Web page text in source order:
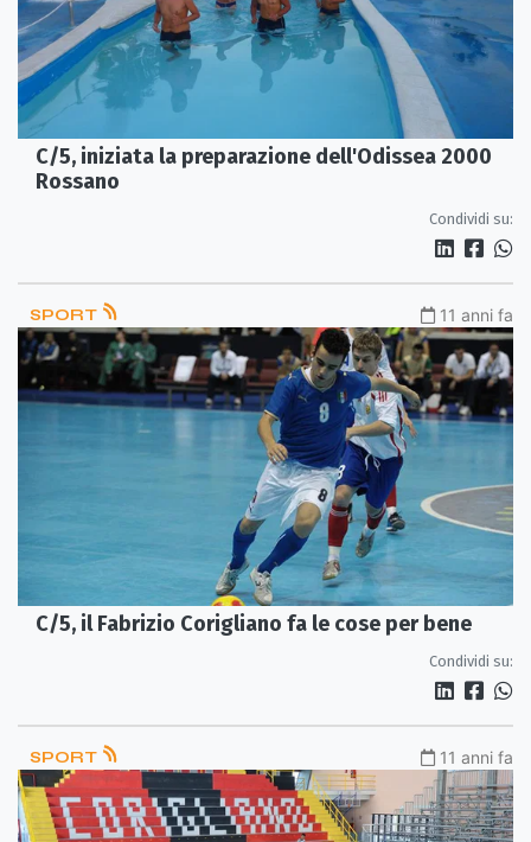
C/5, iniziata la preparazione dell'Odissea 2000
Rossano
Condividi su:
SPORT 11 anni fa
C/5, il Fabrizio Corigliano fa le cose per bene
Condividi su:
SPORT 11 anni fa